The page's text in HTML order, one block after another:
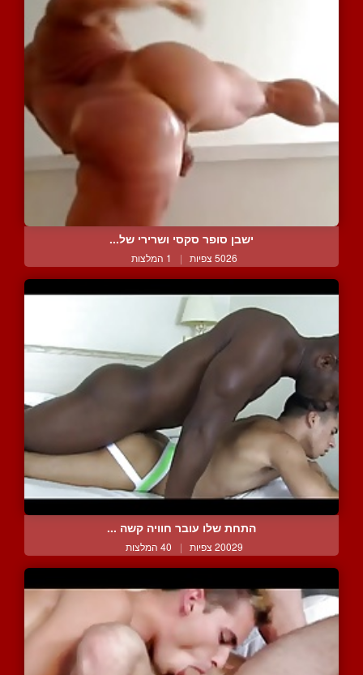
ישבן סופר סקסי ושרירי של...
5026 צפיות | 1 המלצות
התחת שלו עובר חוויה קשה ...
20029 צפיות | 40 המלצות